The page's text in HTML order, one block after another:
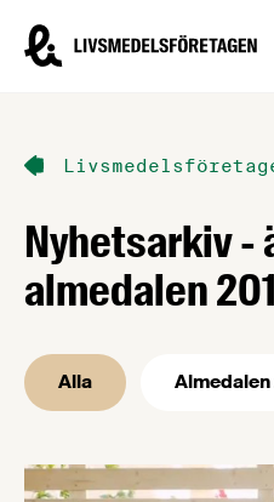
Livsmedelsföretagen – till
Nyhetsarkiv -
almedalen
Alla